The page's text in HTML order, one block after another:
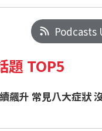
Podcasts
題 TOP5